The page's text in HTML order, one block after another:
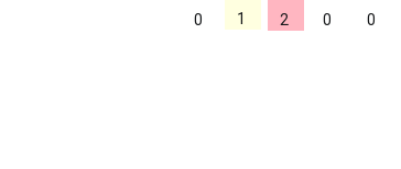
0 1 2 0 0